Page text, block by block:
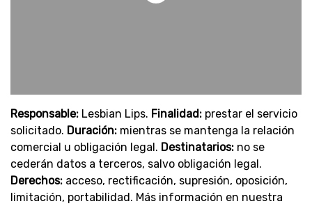
Responsable: Lesbian Lips. Finalidad: prestar el servicio
solicitado. Duración: mientras se mantenga la relación
comercial u obligación legal. Destinatarios: no se
cederán datos a terceros, salvo obligación legal.
Derechos: acceso, rectificación, supresión, oposición,
limitación, portabilidad. Más información en nuestra